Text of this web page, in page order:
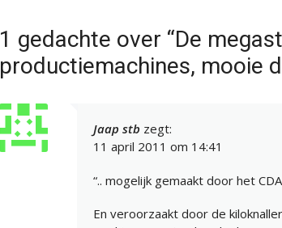
1 gedachte over “De
productiemachines, mooie
Jaap stb zegt:
11 april 2011 om 14:41
“.. mogelijk gemaakt door het
En veroorzaakt door de